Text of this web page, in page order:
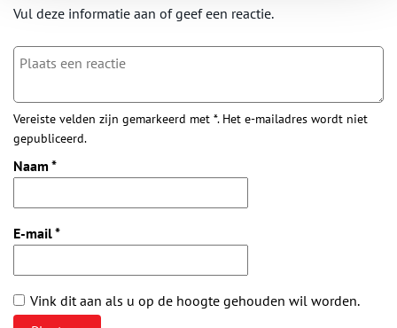
Vul deze informatie aan of geef een reactie.
Vereiste velden zijn gemarkeerd met *. Het e-mailadres wordt niet
gepubliceerd.
Naam *
E-mail*
Vink dit aan als u op de hoogte gehouden wil worden.